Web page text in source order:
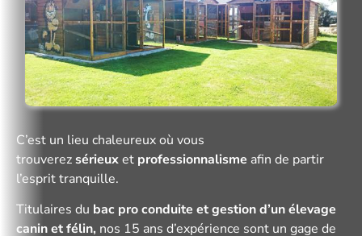
C’est un lieu chaleureux où vous
trouverezsérieuxet professionnalisme afin de partir
l’esprit tranquille.
Titulaires du bac pro conduite et gestion d’un élevage
canin et félin, nos 15 ans d’expérience sont un gage de